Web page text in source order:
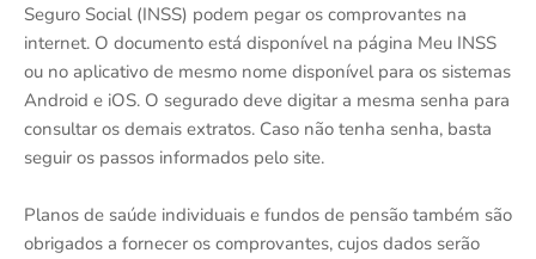
Seguro Social (INSS) podem pegar os comprovantes na
internet. O documento está disponível na página Meu INSS
ou no aplicativo de mesmo nome disponível para os sistemas
Android e iOS. O segurado deve digitar a mesma senha para
consultar os demais extratos. Caso não tenha senha, basta
seguir os passos informados pelo site.
Planos de saúde individuais e fundos de pensão também são
obrigados a fornecer os comprovantes, cujos dados serão